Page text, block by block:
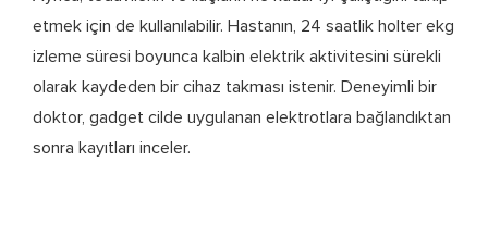
etmek için de kullanılabilir. Hastanın, 24 saatlik holter ekg
izleme süresi boyunca kalbin elektrik aktivitesini sürekli
olarak kaydeden bir cihaz takması istenir. Deneyimli bir
doktor, gadget cilde uygulanan elektrotlara bağlandıktan
sonra kayıtları inceler.